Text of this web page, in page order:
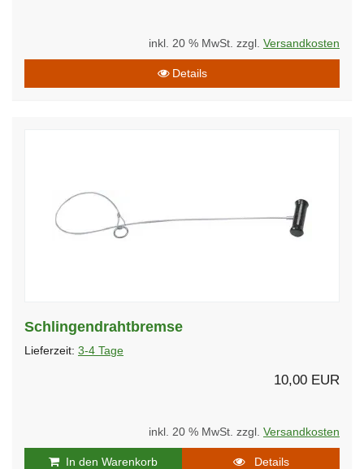
inkl. 20 % MwSt. zzgl. Versandkosten
Details
Schlingendrahtbremse
Lieferzeit: 3-4 Tage
10,00 EUR
inkl. 20 % MwSt. zzgl. Versandkosten
In den Warenkorb Details